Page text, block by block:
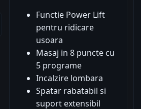
Functie Power Lift
pentru ridicare
usoara
Masaj in 8 puncte cu
5 programe
Incalzire lombara
Spatar rabatabil si
suport extensibil